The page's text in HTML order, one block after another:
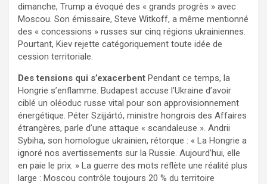
dimanche, Trump a évoqué des « grands progrès » avec
Moscou. Son émissaire, Steve Witkoff, a même mentionné
des « concessions » russes sur cinq régions ukrainiennes.
Pourtant, Kiev rejette catégoriquement toute idée de
cession territoriale.
Des tensions qui s’exacerbent Pendant ce temps, la
Hongrie s’enflamme. Budapest accuse l’Ukraine d’avoir
ciblé un oléoduc russe vital pour son approvisionnement
énergétique. Péter Szijjártó, ministre hongrois des Affaires
étrangères, parle d’une attaque « scandaleuse ». Andrii
Sybiha, son homologue ukrainien, rétorque : « La Hongrie a
ignoré nos avertissements sur la Russie. Aujourd’hui, elle
en paie le prix. » La guerre des mots reflète une réalité plus
large : Moscou contrôle toujours 20 % du territoire